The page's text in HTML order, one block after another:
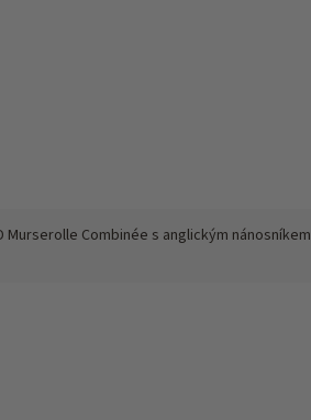
Murserolle Combinée s anglickým nánosníkem